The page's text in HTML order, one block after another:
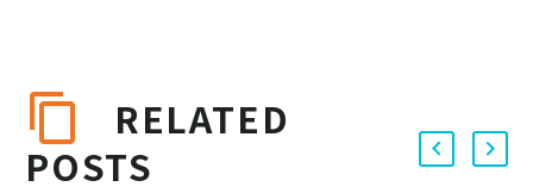
RELATED
POSTS